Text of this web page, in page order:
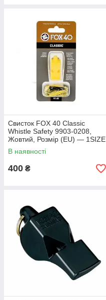
Свисток FOX 40 Classic
Whistle Safety 9903-0208,
Жовтий, Розмір (EU) — 1SIZE
В наявності
400 ₴